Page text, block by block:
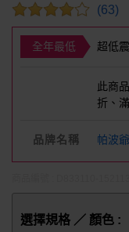
(63)
全年最低 超低
此商
折、
品牌名稱 帕波
選擇規格 ／ 顏色 :